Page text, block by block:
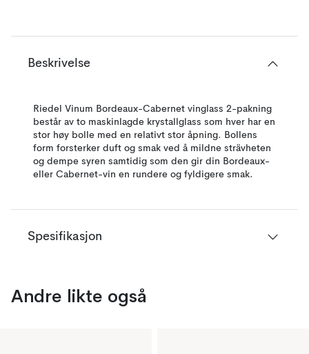
Beskrivelse
Riedel Vinum Bordeaux-Cabernet vinglass 2-pakning
består av to maskinlagde krystallglass som hver har en
stor høy bolle med en relativt stor åpning. Bollens
form forsterker duft og smak ved å mildne strävheten
og dempe syren samtidig som den gir din Bordeaux-
eller Cabernet-vin en rundere og fyldigere smak.
Spesifikasjon
Andre likte også